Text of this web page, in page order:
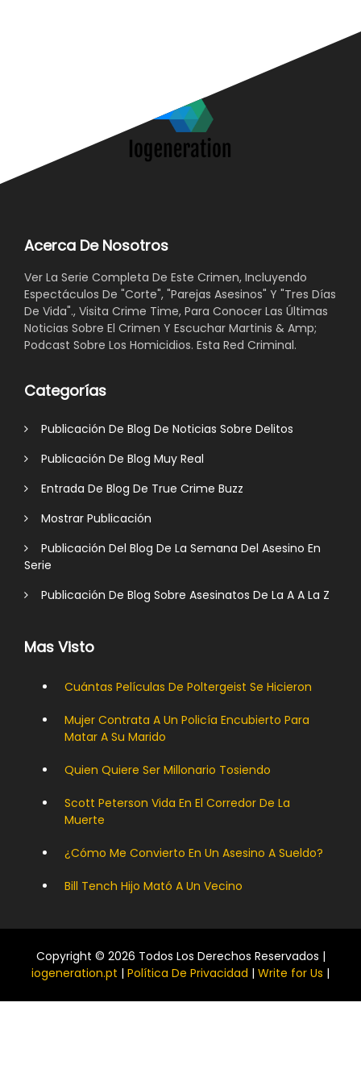
Acerca De Nosotros
Ver La Serie Completa De Este Crimen, Incluyendo
Espectáculos De "Corte", "Parejas Asesinos" Y "Tres Días
De Vida"., Visita Crime Time, Para Conocer Las Últimas
Noticias Sobre El Crimen Y Escuchar Martinis & Amp;
Podcast Sobre Los Homicidios. Esta Red Criminal.
Categorías
Publicación De Blog De Noticias Sobre Delitos
Publicación De Blog Muy Real
Entrada De Blog De True Crime Buzz
Mostrar Publicación
Publicación Del Blog De La Semana Del Asesino En
Serie
Publicación De Blog Sobre Asesinatos De La A A La Z
Mas Visto
Cuántas Películas De Poltergeist Se Hicieron
Mujer Contrata A Un Policía Encubierto Para
Matar A Su Marido
Quien Quiere Ser Millonario Tosiendo
Scott Peterson Vida En El Corredor De La
Muerte
¿Cómo Me Convierto En Un Asesino A Sueldo?
Bill Tench Hijo Mató A Un Vecino
Copyright © 2026 Todos Los Derechos Reservados |
iogeneration.pt | Política De Privacidad | Write for Us |